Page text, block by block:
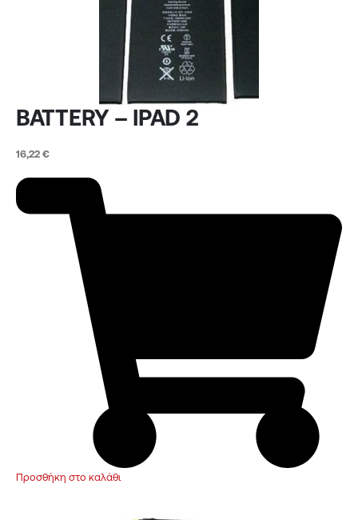
BATTERY – IPAD 2
16,22 €
Προσθήκη στο καλάθι